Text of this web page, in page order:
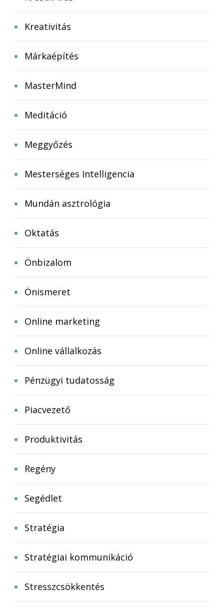
Kreativitás
Márkaépítés
MasterMind
Meditáció
Meggyőzés
Mesterséges Intelligencia
Mundán asztrológia
Oktatás
Önbizalom
Önismeret
Online marketing
Online vállalkozás
Pénzügyi tudatosság
Piacvezető
Produktivitás
Regény
Segédlet
Stratégia
Stratégiai kommunikáció
Stresszcsökkentés